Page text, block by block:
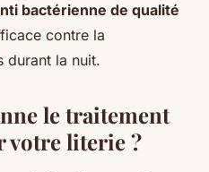
bactérienne de qualité
contre la
durant la nuit.
le traitement
votre literie ?